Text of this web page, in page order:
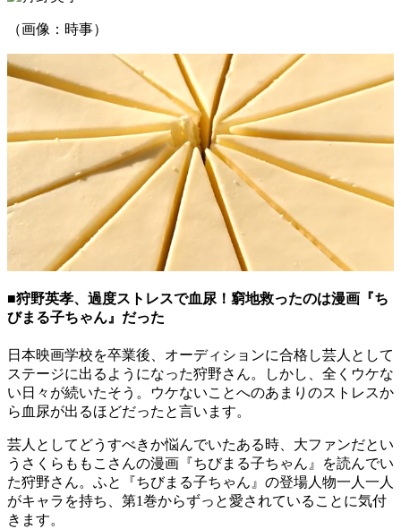
（画像：時事）
■狩野英孝、過度ストレスで血尿！窮地救ったのは漫画『ち
びまる子ちゃん』だった
日本映画学校を卒業後、オーディションに合格し芸人として
ステージに出るようになった狩野さん。しかし、全くウケな
い日々が続いたそう。ウケないことへのあまりのストレスか
ら血尿が出るほどだったと言います。
芸人としてどうすべきか悩んでいたある時、大ファンだとい
うさくらももこさんの漫画『ちびまる子ちゃん』を読んでい
た狩野さん。ふと『ちびまる子ちゃん』の登場人物一人一人
がキャラを持ち、第1巻からずっと愛されていることに気付
きます。